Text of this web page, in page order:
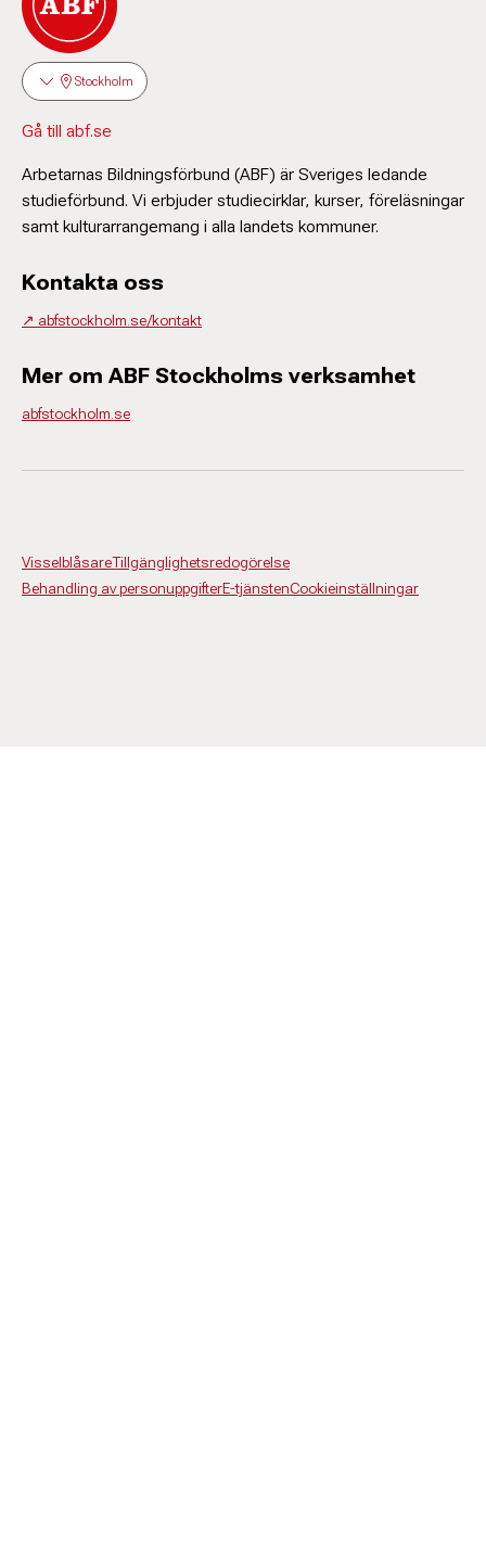
Stockholm
Gå till abf.se
Arbetarnas Bildningsförbund (ABF) är Sveriges ledande
studieförbund. Vi erbjuder studiecirklar, kurser, föreläsningar
samt kulturarrangemang i alla landets kommuner.
Kontakta oss
↗️ abfstockholm.se/kontakt
Mer om ABF Stockholms verksamhet
abfstockholm.se
VisselblåsareTillgänglighetsredogörelse
Behandling av personuppgifterE-tjänstenCookieinställningar